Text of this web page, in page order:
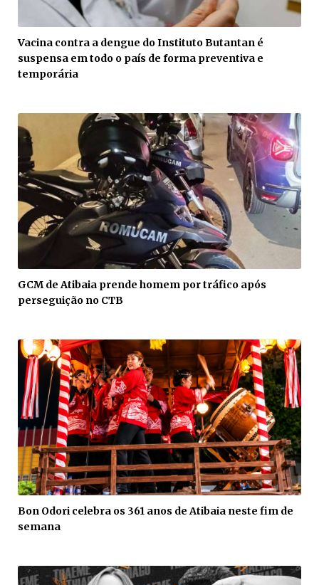
Vacina contra a dengue do Instituto Butantan é
suspensa em todo o país de forma preventiva e
temporária
GCM de Atibaia prende homem por tráfico após
perseguição no CTB
Bon Odori celebra os 361 anos de Atibaia neste fim de
semana